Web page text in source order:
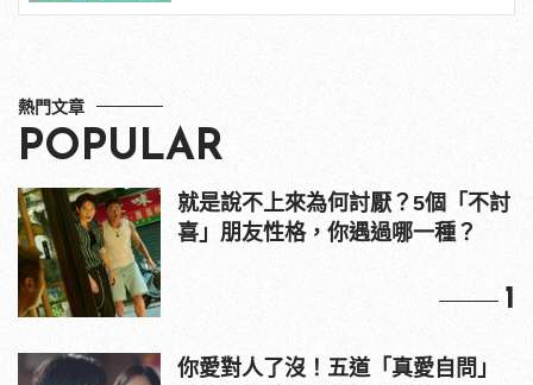
熱門文章
POPULAR
就是說不上來為何討厭？5個「不討
喜」朋友性格，你遇過哪一種？
1
你愛對人了沒！五道「真愛自問」